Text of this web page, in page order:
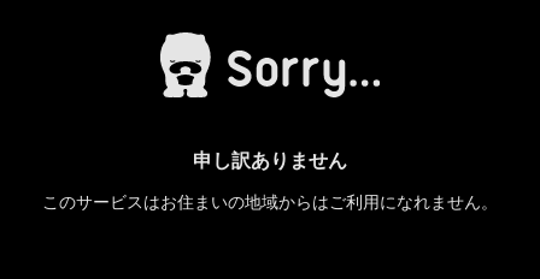
申し訳ありません
このサービスはお住まいの地域からはご利用になれません。